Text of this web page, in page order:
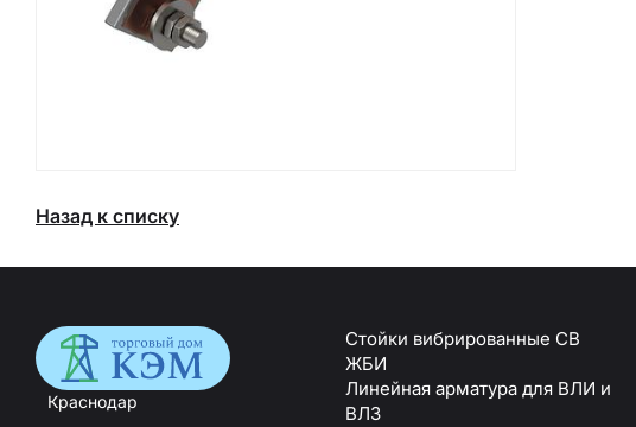
Назад к списку
Краснодар
Стойки вибрированные СВ
ЖБИ
Линейная арматура для ВЛИ и
ВЛЗ